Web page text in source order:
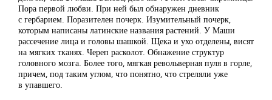
Пора первой любви. При ней был обнаружен дневник
с гербарием. Поразителен почерк. Изумительный почерк,
которым написаны латинские названия растений. У Маши
рассечение лица и головы шашкой. Щека и ухо отделены, висят
на мягких тканях. Череп расколот. Обнажение структур
головного мозга. Более того, мягкая револьверная пуля в горле,
причем, под таким углом, что понятно, что стреляли уже
в упавшего.